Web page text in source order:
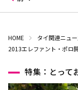
HOME
タイ関連ニュ
2013エレファント・ポロ
特集：とって